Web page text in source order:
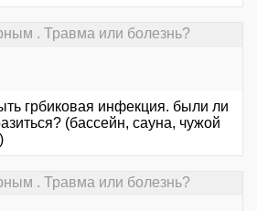
. Травма или болезнь?
грбиковая инфекция. были ли
(бассейн, сауна, чужой
. Травма или болезнь?